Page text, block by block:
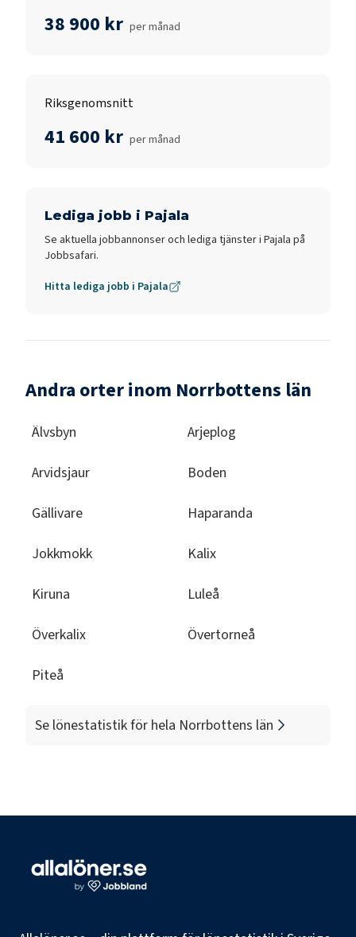
38 900 kr per månad
Riksgenomsnitt
41 600 kr per månad
Lediga jobb i Pajala
Se aktuella jobbannonser och lediga tjänster i Pajala på
Jobbsafari.
Hitta lediga jobb i Pajala
Andra orter inom Norrbottens län
Älvsbyn Arjeplog
Arvidsjaur Boden
Gällivare Haparanda
Jokkmokk Kalix
Kiruna Luleå
Överkalix Övertorneå
Piteå
Se lönestatistik för hela Norrbottens län